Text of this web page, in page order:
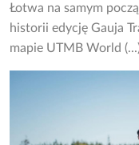
Łotwa na samym
historii edycję Gauja
mapie UTMB World